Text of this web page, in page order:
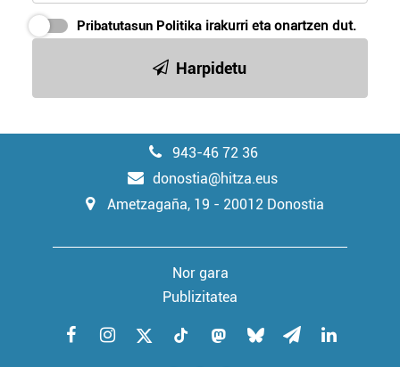
Pribatutasun Politika irakurri eta onartzen dut.
Harpidetu
943-46 72 36
donostia@hitza.eus
Ametzagaña, 19 - 20012 Donostia
Nor gara
Publizitatea